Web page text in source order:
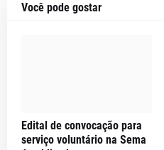
Você pode gostar
Edital de convocação para
serviço voluntário na Sema